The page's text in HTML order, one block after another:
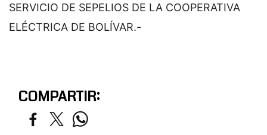
SERVICIO DE SEPELIOS DE LA COOPERATIVA
ELÉCTRICA DE BOLÍVAR.-
COMPARTIR: